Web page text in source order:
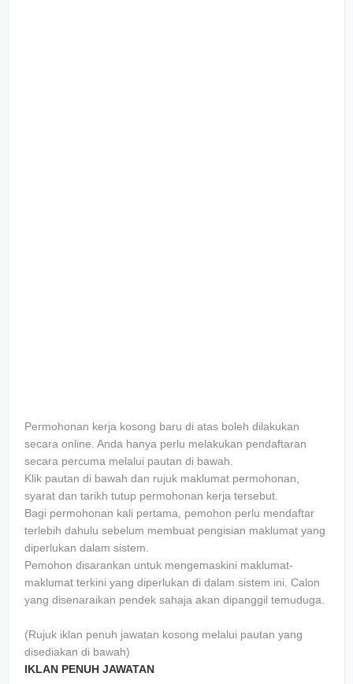
Permohonan kerja kosong baru di atas boleh dilakukan
secara online. Anda hanya perlu melakukan pendaftaran
secara percuma melalui pautan di bawah.
Klik pautan di bawah dan rujuk maklumat permohonan,
syarat dan tarikh tutup permohonan kerja tersebut.
Bagi permohonan kali pertama, pemohon perlu mendaftar
terlebih dahulu sebelum membuat pengisian maklumat yang
diperlukan dalam sistem.
Pemohon disarankan untuk mengemaskini maklumat-
maklumat terkini yang diperlukan di dalam sistem ini. Calon
yang disenaraikan pendek sahaja akan dipanggil temuduga.
(Rujuk iklan penuh jawatan kosong melalui pautan yang
disediakan di bawah)
IKLAN PENUH JAWATAN